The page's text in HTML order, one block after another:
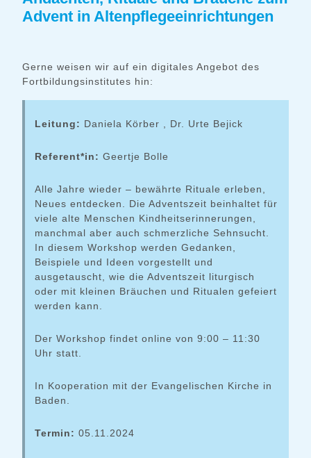
Advent in Altenpflegeeinrichtungen
Gerne weisen wir auf ein digitales Angebot des
Fortbildungsinstitutes hin:
Leitung: Daniela Körber , Dr. Urte Bejick
Referent*in: Geertje Bolle
Alle Jahre wieder – bewährte Rituale erleben,
Neues entdecken. Die Adventszeit beinhaltet für
viele alte Menschen Kindheitserinnerungen,
manchmal aber auch schmerzliche Sehnsucht.
In diesem Workshop werden Gedanken,
Beispiele und Ideen vorgestellt und
ausgetauscht, wie die Adventszeit liturgisch
oder mit kleinen Bräuchen und Ritualen gefeiert
werden kann.
Der Workshop findet online von 9:00 – 11:30
Uhr statt.
In Kooperation mit der Evangelischen Kirche in
Baden.
Termin: 05.11.2024